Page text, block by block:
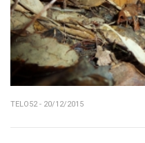
TELO52 - 20/12/2015